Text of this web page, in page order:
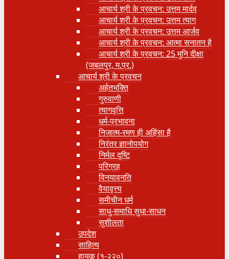
आचार्य श्री के प्रवचन: उत्तम मार्दव
आचार्य श्री के प्रवचन: उत्तम त्याग
आचार्य श्री के प्रवचन: उत्तम आर्जव
आचार्य श्री के प्रवचन: आत्मा सनातन है
आचार्य श्री के प्रवचन: 25 मुनि दीक्षा
(जबलपुर, म.प्र.)
आचार्य श्री के प्रवचन
अर्हतभक्ति
गुरुवाणी
त्यागवृत्ति
धर्म-प्रभावना
निजात्म-रमण ही अहिंसा है
निरंतर ज्ञानोपयोग
निर्मल दृष्टि
परिग्रह
विनयावनति
वैयावृत्त्य
समीचीन धर्म
साधु-समाधि सुधा-साधन
सुशीलता
उपदेश
साहित्य
हायकू (१‍-२२०)